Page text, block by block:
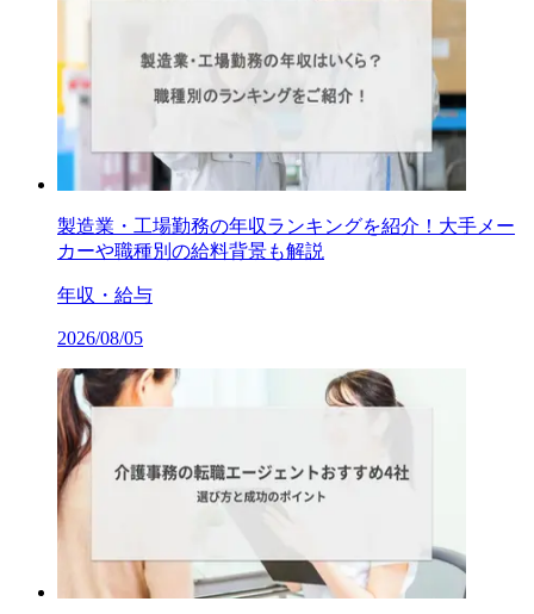
製造業・工場勤務の年収ランキングを紹介！大手メー
カーや職種別の給料背景も解説
年収・給与
2026/08/05